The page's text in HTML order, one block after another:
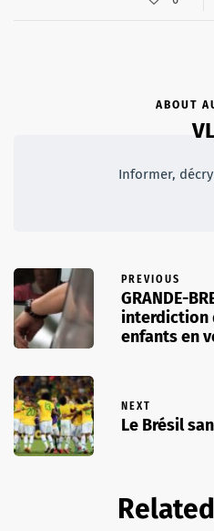
ABOUT
Informer,
PREVIOUS
GRANDE-
interdiction
enfants en
NEXT
Le Brésil